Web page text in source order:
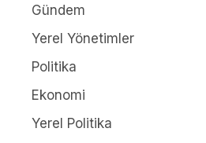
Gündem
Yerel Yönetimler
Politika
Ekonomi
Yerel Politika